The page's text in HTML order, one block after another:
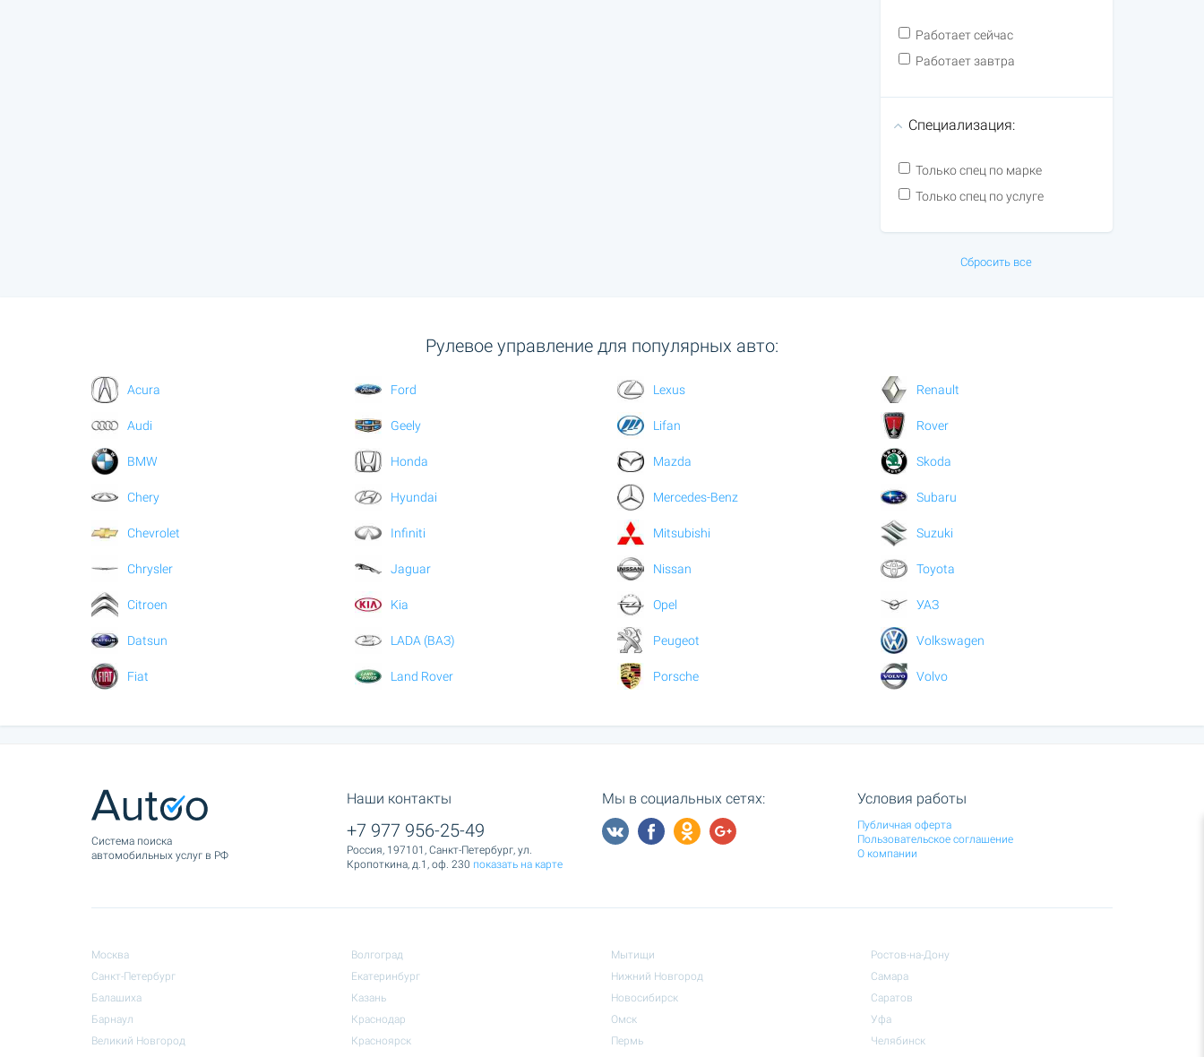
Работает сейчас
Работает завтра
Специализация:
Только спец по марке
Только спец по услуге
Сбросить все
Рулевое управление для популярных авто:
Acura
Audi
BMW
Chery
Chevrolet
Chrysler
Citroen
Datsun
Fiat
Ford
Geely
Honda
Hyundai
Infiniti
Jaguar
Kia
LADA (ВАЗ)
Land Rover
Lexus
Lifan
Mazda
Mercedes-Benz
Mitsubishi
Nissan
Opel
Peugeot
Porsche
Renault
Rover
Skoda
Subaru
Suzuki
Toyota
УАЗ
Volkswagen
Volvo
Cистема поиска
автомобильных услуг в РФ
Наши контакты
+7 977 956-25-49
Россия, 197101, Санкт-Петербург, ул.
Кропоткина, д.1, оф. 230 показать на карте
Мы в социальных сетях: Условия работы
Публичная оферта
Пользовательское соглашение
О компании
Москва
Санкт-Петербург
Балашиха
Барнаул
Великий Новгород
Волгоград
Екатеринбург
Казань
Краснодар
Красноярск
Мытищи
Нижний Новгород
Новосибирск
Омск
Пермь
Ростов-на-Дону
Самара
Саратов
Уфа
Челябинск